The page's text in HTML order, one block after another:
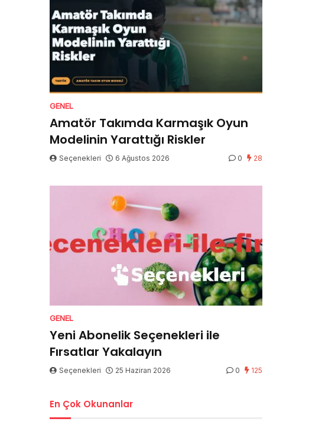
GENEL
Amatör Takımda Karmaşık Oyun
Modelinin Yarattığı Riskler
Seçenekleri 6 Ağustos 2026 0 28
GENEL
Yeni Abonelik Seçenekleri ile
Fırsatlar Yakalayın
Seçenekleri 25 Haziran 2026 0 125
En Çok Okunanlar